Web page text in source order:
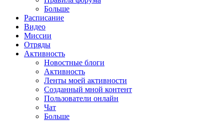
Больше
Расписание
Видео
Миссии
Отряды
Активность
Новостные блоги
Активность
Ленты моей активности
Созданный мной контент
Пользователи онлайн
Чат
Больше